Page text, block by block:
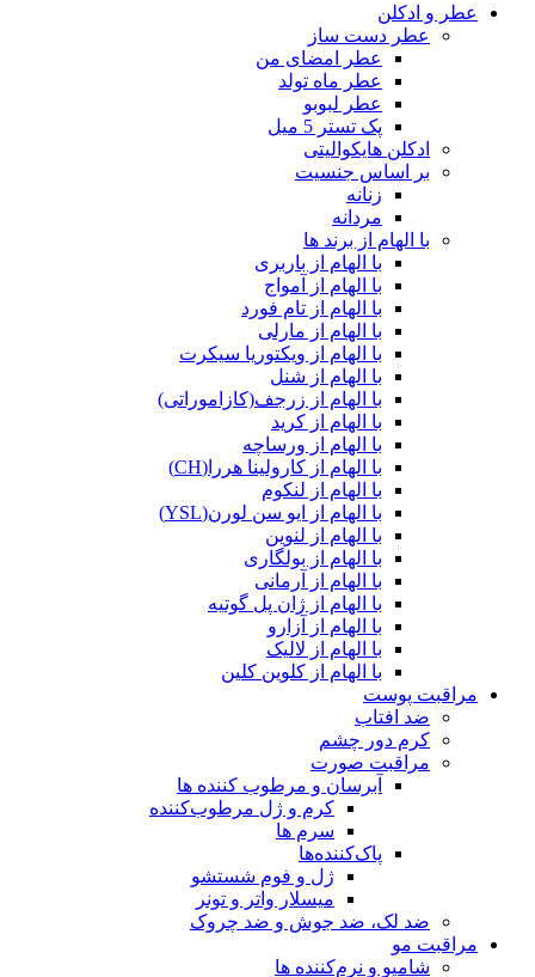
عطر و ادکلن
عطر دست ساز
عطر امضای من
عطر ماه تولد
عطر لبوبو
پک تستر 5 میل
ادکلن هایکوالیتی
بر اساس جنسیت
زنانه
مردانه
با الهام از برند ها
با الهام از باربری
با الهام از آمواج
با الهام از تام فورد
با الهام از مارلی
با الهام از ویکتوریا سیکرت
با الهام از شنل
با الهام از زرجف(کازاموراتی)
با الهام از کرید
با الهام از ورساچه
با الهام از کارولینا هررا(CH)
با الهام از لنکوم
با الهام از ایو سن لورن(YSL)
با الهام از لنوین
با الهام از بولگاری
با الهام از آرمانی
با الهام از ژان پل گوتیه
با الهام از آزارو
با الهام از لالیک
با الهام از کلوین کلین
مراقبت پوست
ضد افتاب
کرم دور چشم
مراقبت صورت
آبرسان و مرطوب کننده ها
کرم و ژل مرطوب‌کننده
سرم ها
پاک‌کننده‌ها
ژل و فوم شستشو
میسلار واتر و تونر
ضد لک، ضد جوش و ضد چروک
مراقبت مو
شامپو و نرم‌کننده ها